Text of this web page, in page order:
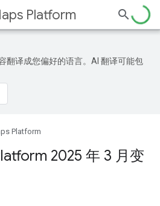
Platform
翻译成您偏好的语言。AI 翻译可能包
Platform
2025 年 3 月变